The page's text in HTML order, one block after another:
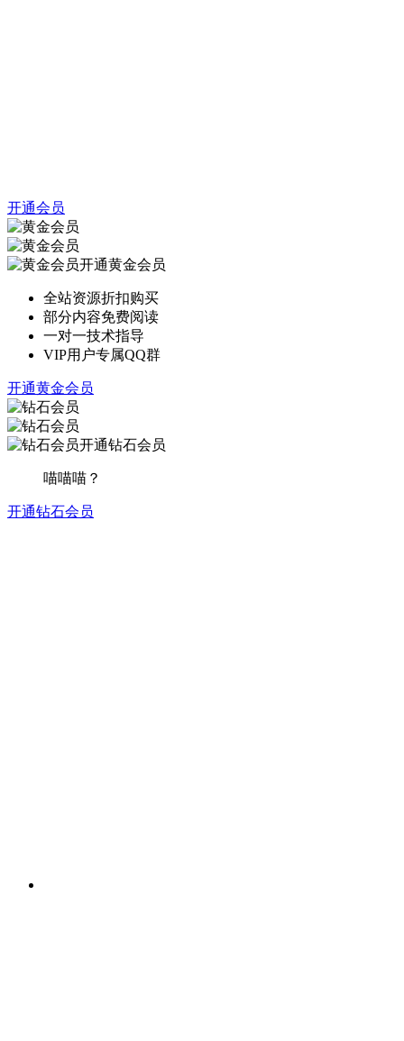
开通会员
开通黄金会员
全站资源折扣购买
部分内容免费阅读
一对一技术指导
VIP用户专属QQ群
开通黄金会员
开通钻石会员
喵喵喵？
开通钻石会员